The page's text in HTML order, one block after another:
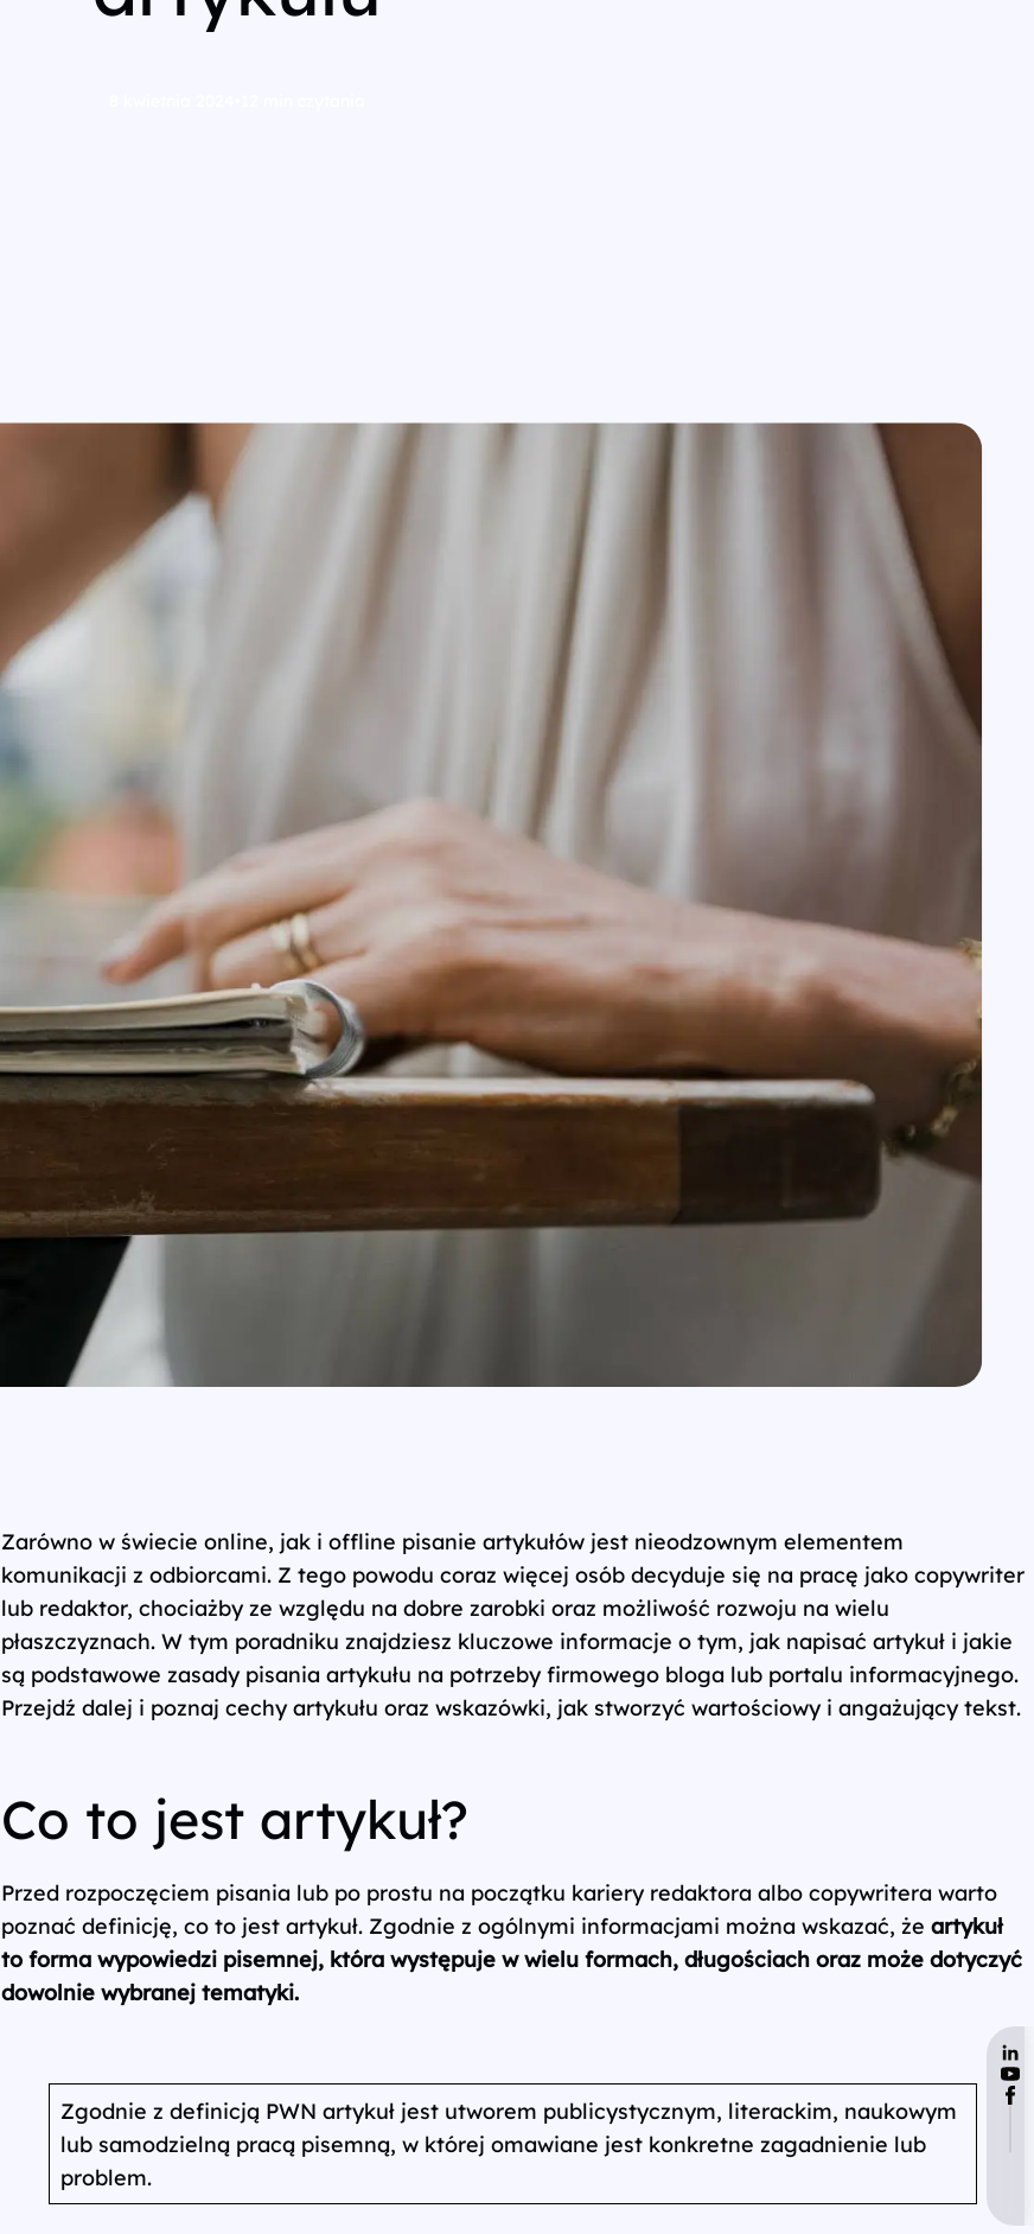
Zarówno w świecie online, jak i offline pisanie artykułów jest nieodzownym elementem
komunikacji z odbiorcami. Z tego powodu coraz więcej osób decyduje się na pracę jako copywriter
lub redaktor, chociażby ze względu na dobre zarobki oraz możliwość rozwoju na wielu
płaszczyznach. W tym poradniku znajdziesz kluczowe informacje o tym, jak napisać artykuł i jakie
są podstawowe zasady pisania artykułu na potrzeby firmowego bloga lub portalu informacyjnego.
Przejdź dalej i poznaj cechy artykułu oraz wskazówki, jak stworzyć wartościowy i angażujący tekst.
Co to jest artykuł?
Przed rozpoczęciem pisania lub po prostu na początku kariery redaktora albo copywritera warto
poznać definicję, co to jest artykuł. Zgodnie z ogólnymi informacjami można wskazać, że artykuł
to forma wypowiedzi pisemnej, która występuje w wielu formach, długościach oraz może dotyczyć
dowolnie wybranej tematyki.
Zgodnie z definicją PWN artykuł jest utworem publicystycznym, literackim, naukowym
lub samodzielną pracą pisemną, w której omawiane jest konkretne zagadnienie lub
problem.